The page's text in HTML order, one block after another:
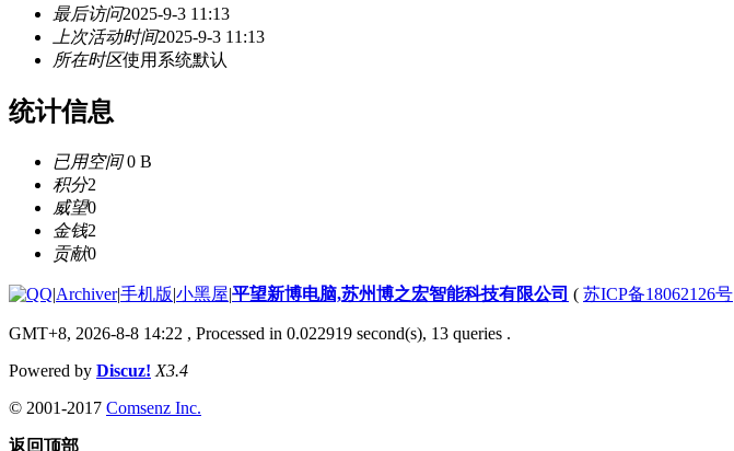
最后访问2025-9-3 11:13
上次活动时间2025-9-3 11:13
所在时区使用系统默认
统计信息
已用空间0 B
积分2
威望0
金钱2
贡献0
|Archiver|手机版|小黑屋|平望新博电脑,苏州博之宏智能科技有限公司 ( 苏ICP备18062126号
GMT+8, 2026-8-8 14:22 , Processed in 0.022919 second(s), 13 queries .
Powered by Discuz! X3.4
© 2001-2017 Comsenz Inc.
返回顶部